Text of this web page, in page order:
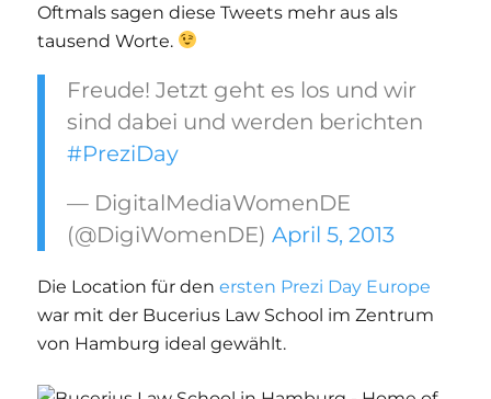
Oftmals sagen diese Tweets mehr aus als
tausend Worte.
Freude! Jetzt geht es los und wir
sind dabei und werden berichten
#PreziDay
— DigitalMediaWomenDE
(@DigiWomenDE) April 5, 2013
Die Location für den ersten Prezi Day Europe
war mit der Bucerius Law School im Zentrum
von Hamburg ideal gewählt.